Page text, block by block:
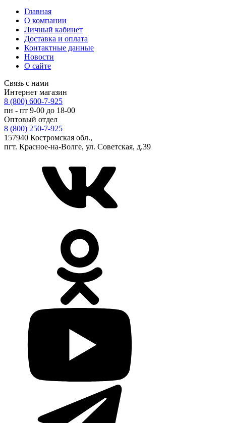
Главная
О компании
Личный кабинет
Доставка и оплата
Контактные данные
Новости
О сайте
Связь с нами
Интернет магазин
8 (800) 600-7-925
пн - пт 9-00 до 18-00
Оптовый отдел
8 (800) 250-7-925
157940 Костромская обл.,
пгт. Красное-на-Волге, ул. Советская, д.39